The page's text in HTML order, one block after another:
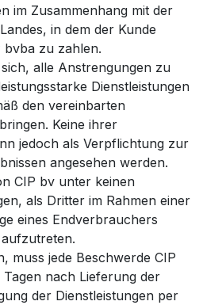
im Zusammenhang mit der
in dem der Kunde
bvba zu zahlen.
alle Anstrengungen zu
Dienstleistungen
den vereinbarten
Keine ihrer
jedoch als Verpflichtung zur
angesehen werden.
CIP bv unter keinen
als Dritter im Rahmen einer
eines Endverbrauchers
muss jede Beschwerde CIP
nach Lieferung der
der Dienstleistungen per